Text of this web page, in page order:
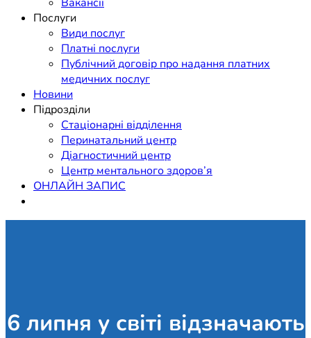
Послуги
Види послуг
Платні послуги
Публічний договір про надання платних
медичних послуг
Новини
Підрозділи
Стаціонарні відділення
Перинатальний центр
Діагностичний центр
Центр ментального здоров’я
ОНЛАЙН ЗАПИС
6 липня у світі відзначають